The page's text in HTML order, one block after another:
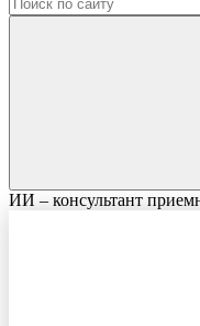
ИИ – консультант